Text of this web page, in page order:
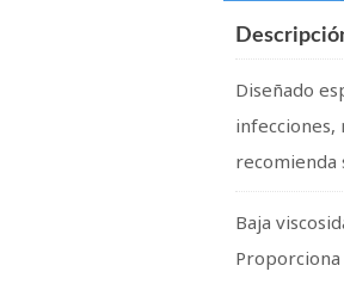
Diseñado
infecciones,
recomienda
Baja